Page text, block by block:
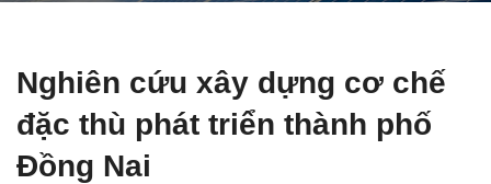
Nghiên cứu xây dựng cơ chế
đặc thù phát triển thành phố
Đồng Nai